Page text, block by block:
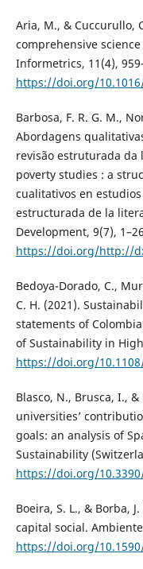
Aria, M., & Cuccurullo,
comprehensive
Informetrics, 11(4),
https://doi.org/
Barbosa, F. R. G. M.,
Abordagens
revisão estruturada
poverty studies : a
cualitativos en
estructurada de la
Development, 9(7),
https://doi.org/http://
Bedoya-Dorado, C.,
C. H. (2021).
statements of
of Sustainability in
https://doi.org/10.1108/
Blasco, N., Brusca, I.,
universities’
goals: an analysis of
Sustainability
https://doi.org/
Boeira, S. L., & Borba,
capital social.
https://doi.org/